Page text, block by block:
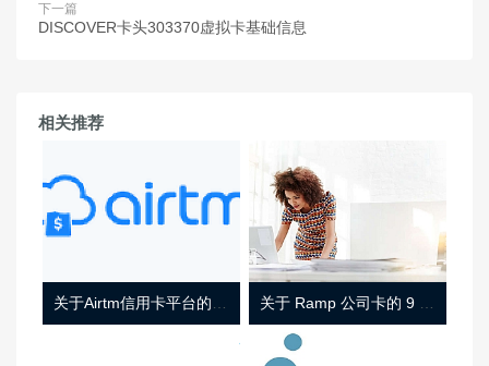
下一篇
DISCOVER卡头303370虚拟卡基础信息
相关推荐